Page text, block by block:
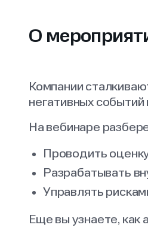
О
Компании
негативных событий
На вебинаре
Проводить
Разрабатывать
Управлять
Еще вы узнаете, как